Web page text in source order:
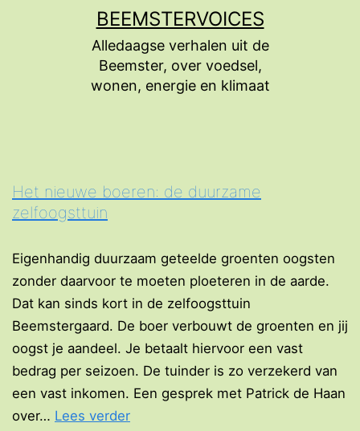
BEEMSTERVOICES
Alledaagse verhalen uit de
Beemster, over voedsel,
wonen, energie en klimaat
Het nieuwe boeren: de duurzame
zelfoogsttuin
Eigenhandig duurzaam geteelde groenten oogsten
zonder daarvoor te moeten ploeteren in de aarde.
Dat kan sinds kort in de zelfoogsttuin
Beemstergaard. De boer verbouwt de groenten en jij
oogst je aandeel. Je betaalt hiervoor een vast
bedrag per seizoen. De tuinder is zo verzekerd van
een vast inkomen. Een gesprek met Patrick de Haan
over… Lees verderHet